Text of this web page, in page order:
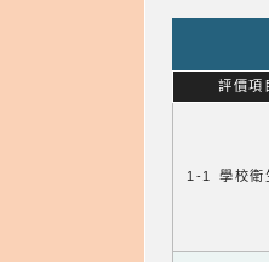
評價項
1-1 學校衛